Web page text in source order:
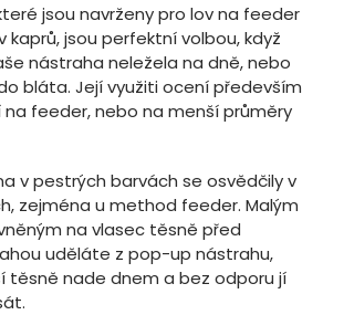
jsou navrženy pro lov na feeder
kaprů, jsou perfektní volbou, když
nástraha neležela na dně, nebo
bláta. Její využiti ocení především
feeder, nebo na menší průměry
v pestrých barvách se osvědčily v
zejména u method feeder. Malým
na vlasec těsně před
uděláte z pop-up nástrahu,
těsně nade dnem a bez odporu jí